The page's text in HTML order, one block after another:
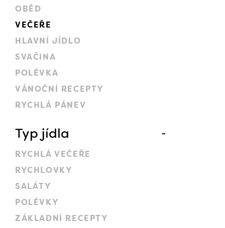
OBĚD
VEČEŘE
HLAVNÍ JÍDLO
SVAČINA
POLÉVKA
VÁNOČNÍ RECEPTY
RYCHLÁ PÁNEV
Typ jídla
RYCHLÁ VEČEŘE
RYCHLOVKY
SALÁTY
POLÉVKY
ZÁKLADNÍ RECEPTY